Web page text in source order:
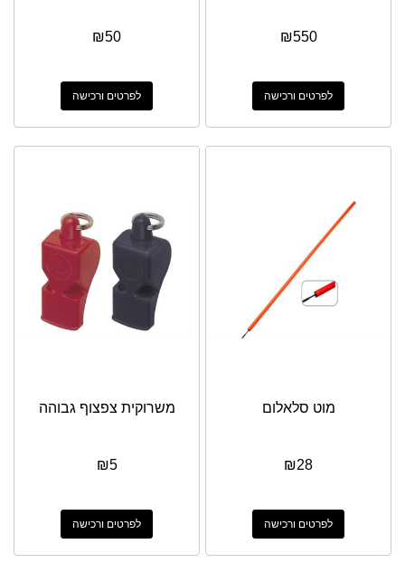
₪550
לפרטים ורכישה
₪50
לפרטים ורכישה
מוט סלאלום
₪28
לפרטים ורכישה
משרוקית צפצוף גבוהה
₪5
לפרטים ורכישה